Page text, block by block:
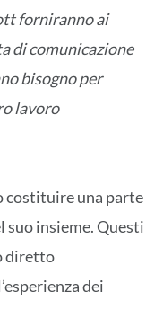
forniranno ai
di comunicazione
bisogno per
lavoro
costituire una parte
suo insieme. Questi
diretto
dei